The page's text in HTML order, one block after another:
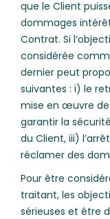
que le Client
dommages
Contrat. Si
considérée
dernier peut
suivantes : i) le
mise en œuvre
garantir la
du Client, iii)
réclamer des
Pour être
traitant, les
sérieuses et être